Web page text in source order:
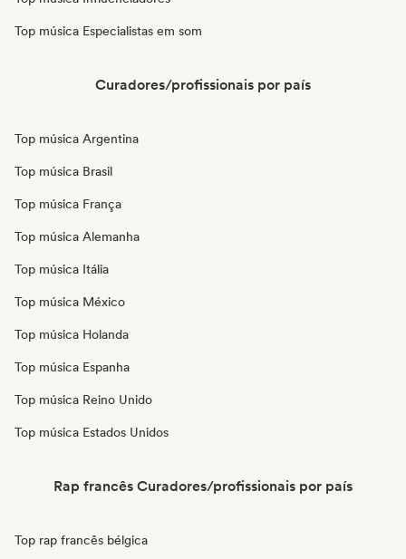
Top música Especialistas em som
Curadores/profissionais por país
Top música Argentina
Top música Brasil
Top música França
Top música Alemanha
Top música Itália
Top música México
Top música Holanda
Top música Espanha
Top música Reino Unido
Top música Estados Unidos
Rap francês Curadores/profissionais por país
Top rap francês bélgica